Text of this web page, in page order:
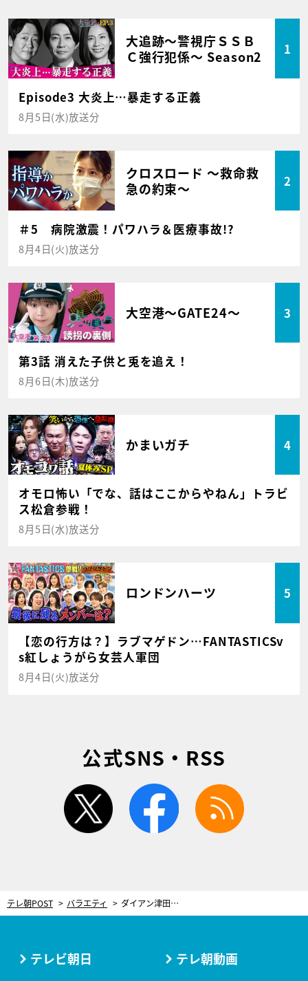
大追跡～警視庁ＳＳＢ
Ｃ強行犯係～ Season2
1
Episode3 大炎上…暴走する正義
8月5日(水)放送分
クロスロード ～救命救
急の約束～
2
＃5 病院激震！パワハラ＆医療事故!?
8月4日(火)放送分
大空港～GATE24～ 3
第3話 消えた子供と兎を追え！
8月6日(木)放送分
かまいガチ 4
オモロ怖い「でな、話はここからやねん」トラビ
ス松倉参戦！
8月5日(水)放送分
ロンドンハーツ 5
【恋の行方は？】ラブマゲドン…FANTASTICSv
s紅しょうがら女芸人軍団
8月4日(火)放送分
公式SNS・RSS
twitter facebook
テレ朝POST バラエティ ダイアン津田、同郷の先輩芸人との“意外な確執”「そろそろ大きな出来事になるんじゃないか」
テレビ朝日 テレ朝動画